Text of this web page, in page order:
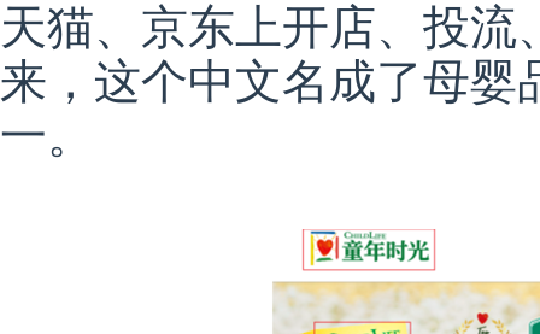
天猫、京东上开店、投
来，这个中文名成了母婴
一。